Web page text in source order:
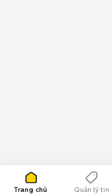
Trang chủ Quản lý tin